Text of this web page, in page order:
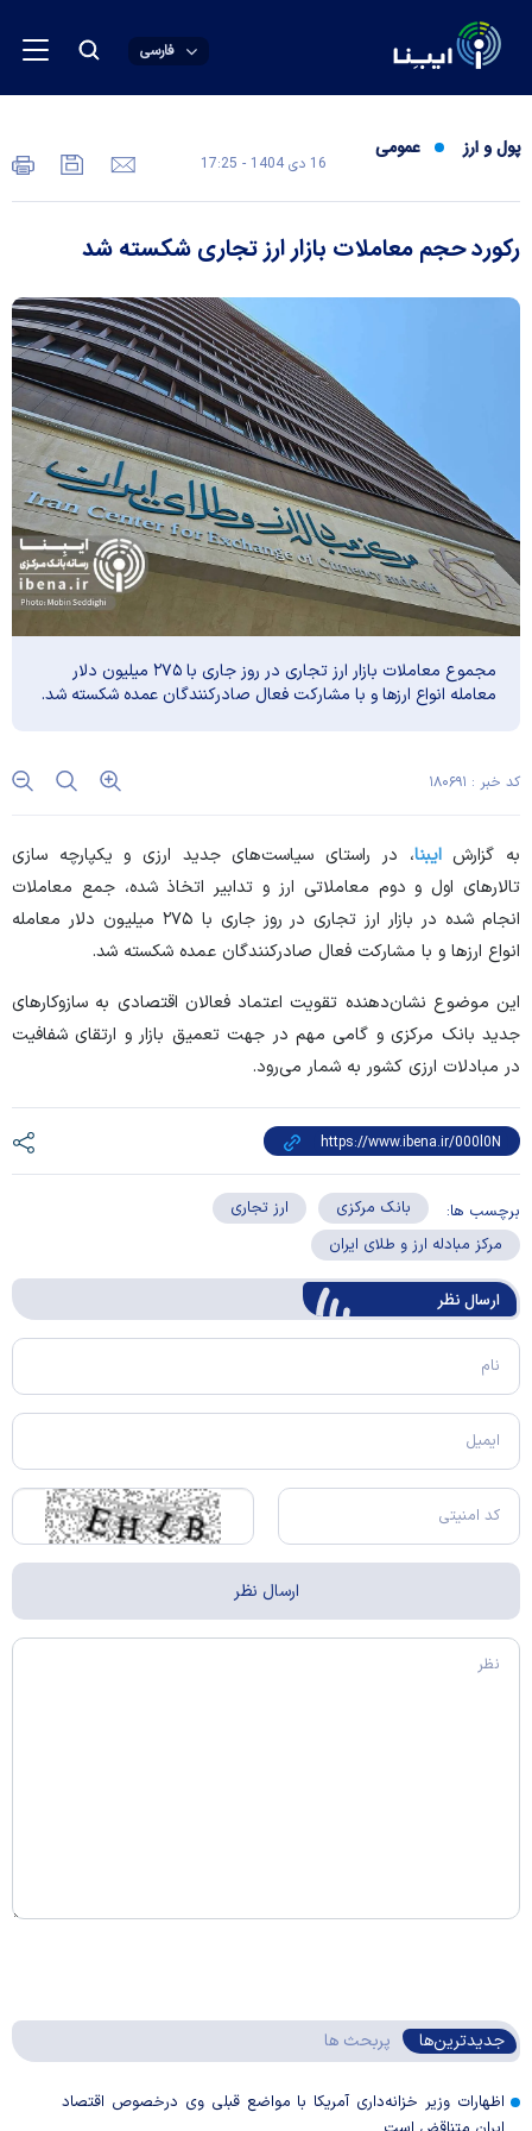
فارسی
پول و ارز عمومی
16 دی 1404 - 17:25
رکورد حجم معاملات بازار ارز تجاری شکسته شد
مجموع معاملات بازار ارز تجاری در روز جاری با ۲۷۵ میلیون دلار
معامله انواع ارز‌ها و با مشارکت فعال صادرکنندگان عمده شکسته شد.
کد خبر : ۱۸۰۶۹۱
به گزارشایبنا، در راستای سیاست‌های جدید ارزی و یکپارچه سازی
تالار‌های اول و دوم معاملاتی ارز و تدابیر اتخاذ شده، جمع معاملات
انجام شده در بازار ارز تجاری در روز جاری با ۲۷۵ میلیون دلار معامله
انواع ارز‌ها و با مشارکت فعال صادرکنندگان عمده شکسته شد.
این موضوع نشان‌دهنده تقویت اعتماد فعالان اقتصادی به سازوکار‌های
جدید بانک مرکزی و گامی مهم در جهت تعمیق بازار و ارتقای شفافیت
در مبادلات ارزی کشور به شمار می‌رود.
برچسب ها: بانک مرکزی
ارز تجاری
مرکز مبادله ارز و طلای ایران
ارسال‌ نظر
جدیدترین‌ها پربحث ها
اظهارات وزیر خزانه‌داری آمریکا با مواضع قبلی وی درخصوص اقتصاد